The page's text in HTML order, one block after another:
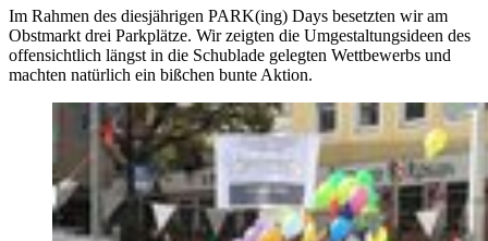
Im Rahmen des diesjährigen PARK(ing) Days besetzten wir am
Obstmarkt drei Parkplätze. Wir zeigten die Umgestaltungsideen des
offensichtlich längst in die Schublade gelegten Wettbewerbs und
machten natürlich ein bißchen bunte Aktion.